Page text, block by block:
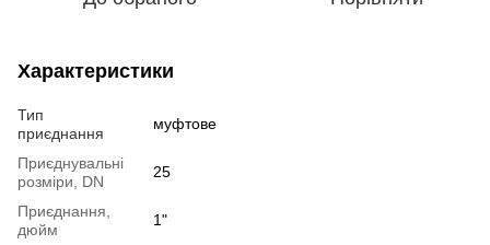
Характеристики
Тип
приєднання
муфтове
Приєднувальні
розміри, DN
25
Приєднання,
дюйм
1"